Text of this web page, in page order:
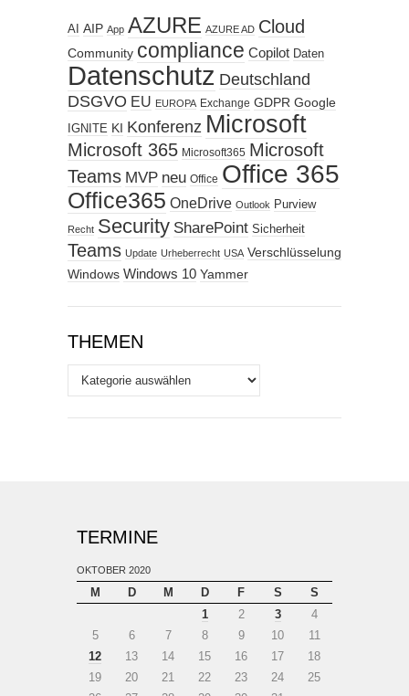
AI AIP App AZURE AZURE AD Cloud
Community compliance Copilot Daten
Datenschutz Deutschland
DSGVO EU EUROPA Exchange GDPR Google
IGNITE KI Konferenz Microsoft
Microsoft 365 Microsoft365 Microsoft
Teams MVP neu Office Office 365
Office365 OneDrive Outlook Purview
Recht Security SharePoint Sicherheit
Teams Update Urheberrecht USA Verschlüsselung
Windows Windows 10 Yammer
THEMEN
Themen
TERMINE
OKTOBER 2020
M D M D F S
S
1
2 3
4
5
6 7 8 9 10
11
12
13 14 15 16 17
18
19
20 21 22 23 24
25